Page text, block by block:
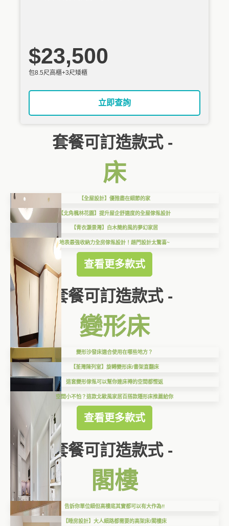
$23,500
包8.5尺高櫃+3尺矮櫃
立即查詢
套餐可訂造款式 -
床
【全屋設計】優雅盡在細節的家
【北角楓林花園】提升屋企舒適度的全屋傢俬設計
【青衣灝景灣】白木簡約風的夢幻家居
地表最強收納力全房傢俬設計！趟門設計太驚喜~
查看更多款式
套餐可訂造款式 -
變形床
變形沙發床適合使用在哪些地方？
【荃灣陳列室】旋轉變形床/書架直翻床
這套變形傢俬可以幫你連床褥的空間都慳返
空間小不怕？這款北歐風家居百搭款隱形床推薦給你
查看更多款式
套餐可訂造款式 -
閣樓
告訴你單位細但高樓底其實都可以有大作為!!
【睡房設計】大人細路都需要的高架床/閣樓床